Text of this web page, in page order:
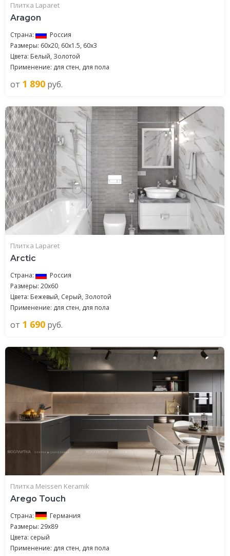
Плитка Laparet
Aragon
Страна:
Россия
Размеры: 60x20, 60x1.5, 60x3
Цвета: Белый, Золотой
Применение: для стен, для пола
от 1 890 руб.
Плитка Laparet
Arctic
Страна:
Россия
Размеры: 20x60
Цвета: Бежевый, Серый, Золотой
Применение: для стен, для пола
от 1 690 руб.
Плитка Meissen Keramik
Arego Touch
Страна:
Германия
Размеры: 29x89
Цвета: серый
Применение: для стен, для пола